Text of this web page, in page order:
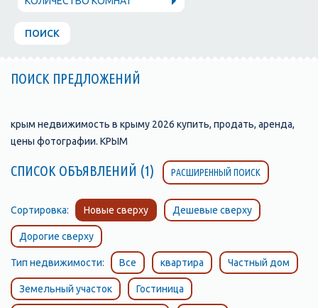
ПОИСК
ПОИСК ПРЕДЛОЖЕНИЙ
крым недвижимость в крыму 2026 купить, продать, аренда,
цены фотографии. КРЫМ
СПИСОК ОБЪЯВЛЕНИЙ (1) РАСШИРЕННЫЙ ПОИСК
Сортировка: Новые сверху Дешевые сверху
Дорогие сверху
Тип недвижимости: Все квартира Частный дом
Земельный участок Гостиница